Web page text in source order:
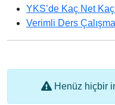
YKS’de Kaç Net
Verimli Ders
Henüz hiçbir